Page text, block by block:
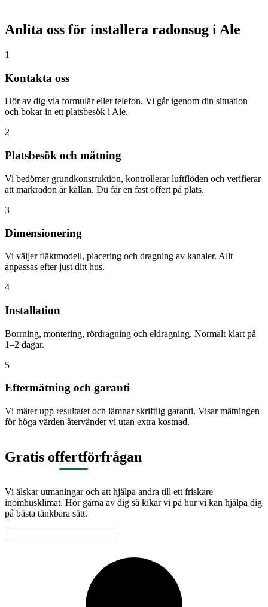
Anlita oss för installera radonsug i Ale
1
Kontakta oss
Hör av dig via formulär eller telefon. Vi går igenom din situation
och bokar in ett platsbesök i Ale.
2
Platsbesök och mätning
Vi bedömer grundkonstruktion, kontrollerar luftflöden och verifierar
att markradon är källan. Du får en fast offert på plats.
3
Dimensionering
Vi väljer fläktmodell, placering och dragning av kanaler. Allt
anpassas efter just ditt hus.
4
Installation
Borrning, montering, rördragning och eldragning. Normalt klart på
1–2 dagar.
5
Eftermätning och garanti
Vi mäter upp resultatet och lämnar skriftlig garanti. Visar mätningen
för höga värden återvänder vi utan extra kostnad.
Gratis offertförfrågan
Vi älskar utmaningar och att hjälpa andra till ett friskare
inomhusklimat. Hör gärna av dig så kikar vi på hur vi kan hjälpa dig
på bästa tänkbara sätt.